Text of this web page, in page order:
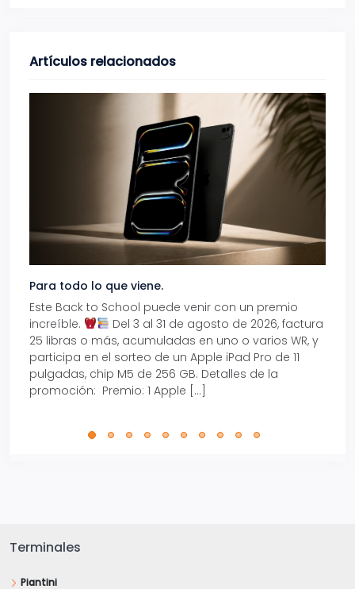
Artículos relacionados
Para todo lo que viene.
Este Back to School puede venir con un premio
increíble.
Del 3 al 31 de agosto de 2026, factura
25 libras o más, acumuladas en uno o varios WR, y
participa en el sorteo de un Apple iPad Pro de 11
pulgadas, chip M5 de 256 GB. Detalles de la
promoción: Premio: 1 Apple […]
Terminales
Piantini